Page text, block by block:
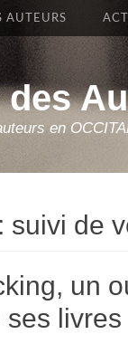
en
AUTEURS
suivi de
un
livres